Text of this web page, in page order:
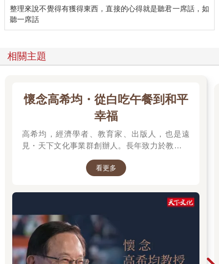
以三十倍的價格，大約一○三 萬韓元銷售原本價值三到四萬韓元
的限量版保溫杯。「保溫杯要價超過一百萬韓元？」當人們懷抱
的一刻。」這個世代「為了幸福而消費」，他們透過在
Instagram、YouTube和Facebook等社群媒體上炫耀來結束這筆消
名副其實第一名的咖啡連鎖企業，這個名聲已經維持了超過二十
年。美國、澳洲和加拿大等地的人們看到爭先恐後收集星巴克保
溫杯現象後，紛紛表示完全無法理解。
「不是啊，在美國或加拿大，咖啡在下午時段賣得不好，所以經
常推出飲料打折或買一送一的優惠，但在這裡就算沒有打折，人
們也會根據不同設計購買星巴克的保溫杯，還會集點，甚至連一
些和咖啡無關的東西只要印上星巴克的標誌就會引起風潮，真的
困的現實中期待幸運降臨的感性訴求行銷策略來解釋。
韓國首間開張的星巴克在哪裡呢？答案就是在梨花女子大學前。
為什麼選在韓國最好的女子大學前呢？因為在介紹相同食物時，
根據介紹者的身分，受眾感受到的信任度會有所不同。例如，與
路人介紹的餐廳相比，電視上的李英子 所推薦的餐廳更值得信
賴。如果星巴克不是開在梨花女子大學前，而是開在警察大學
前，情況就會有所不同。有時候評價結果會根據介紹食物的人的
整理來說不覺得有獲得東西，直接的心得就是聽君一席話，如
聽一席話
相關主題
懷念高希均・從白吃午餐到和平
幸福
高希均，經濟學者、教育家、出版人，也是遠
見・天下文化事業群創辦人。長年致力於教育、
「讀一流書，做一流人」等觀念帶入台灣社會。
台灣發展與世界趨勢，期許以閱讀開拓視野、以
觀念推動進步。一生著述豐富，持續為社會引進
新知，也留下跨越世代的思想影響。
看更多